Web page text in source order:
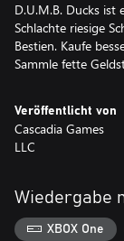
D.U.M.B. Ducks ist
Schlachte riesige
Bestien. Kaufe
Sammle fette
Veröffentlicht von
Cascadia Games
LLC
Wiedergabe
XBOX One